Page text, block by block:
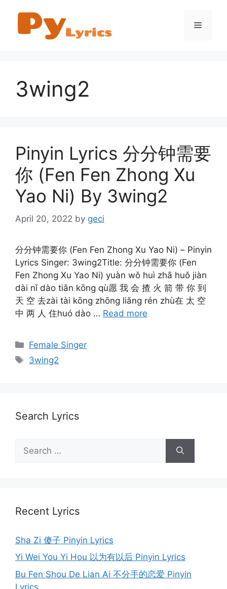
content
Menu
3wing2
Pinyin Lyrics 分分钟需要
你 (Fen Fen Zhong Xu
Yao Ni) By 3wing2
April 20, 2022 by geci
分分钟需要你 (Fen Fen Zhong Xu Yao Ni) – Pinyin
Lyrics Singer: 3wing2Title: 分分钟需要你 (Fen
Fen Zhong Xu Yao Ni) yuàn wǒ huì zhā huǒ jiàn
dài nǐ dào tiān kōng qù愿 我 会 揸 火 箭 带 你 到
天 空 去zài tài kōng zhōng liǎng rén zhù在 太 空
中 两 人 住huó dào … Read more
Categories
Female Singer
Tags
3wing2
Search Lyrics
for:
Recent Lyrics
Sha Zi 傻子 Pinyin Lyrics
Yi Wei You Yi Hou 以为有以后 Pinyin Lyrics
Bu Fen Shou De Lian Ai 不分手的恋爱 Pinyin
Lyrics